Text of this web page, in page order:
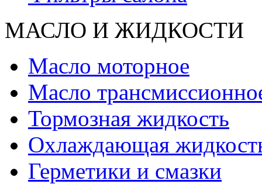
МАСЛО И ЖИДКОCТИ
Масло моторное
Масло
Тормозная жидкость
Охлаждающая
Герметики и смазки